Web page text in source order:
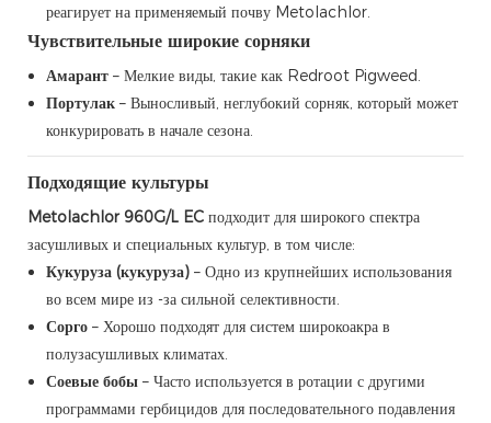
реагирует на применяемый почву Metolachlor.
Чувствительные широкие сорняки
Амарант – Мелкие виды, такие как Redroot Pigweed.
Портулак – Выносливый, неглубокий сорняк, который может
конкурировать в начале сезона.
Подходящие культуры
Metolachlor 960G/L EC подходит для широкого спектра
засушливых и специальных культур, в том числе:
Кукуруза (кукуруза) – Одно из крупнейших использования
во всем мире из -за сильной селективности.
Сорго – Хорошо подходят для систем широкоакра в
полузасушливых климатах.
Соевые бобы – Часто используется в ротации с другими
программами гербицидов для последовательного подавления